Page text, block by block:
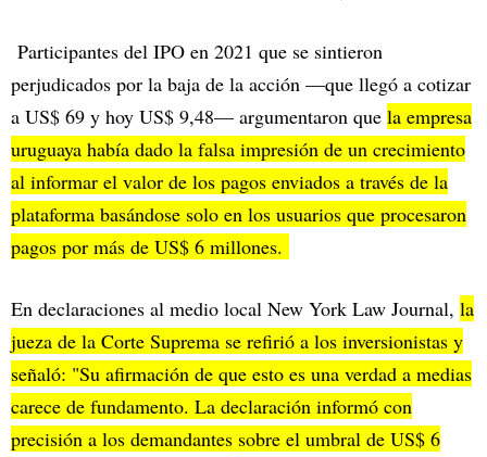
Participantes del IPO en 2021 que se sintieron
perjudicados por la baja de la acción —que llegó a cotizar
a US$ 69 y hoy US$ 9,48— argumentaron que la empresa
uruguaya había dado la falsa impresión de un crecimiento
al informar el valor de los pagos enviados a través de la
plataforma basándose solo en los usuarios que procesaron
pagos por más de US$ 6 millones.
En declaraciones al medio local New York Law Journal, la
jueza de la Corte Suprema se refirió a los inversionistas y
señaló: "Su afirmación de que esto es una verdad a medias
carece de fundamento. La declaración informó con
precisión a los demandantes sobre el umbral de US$ 6